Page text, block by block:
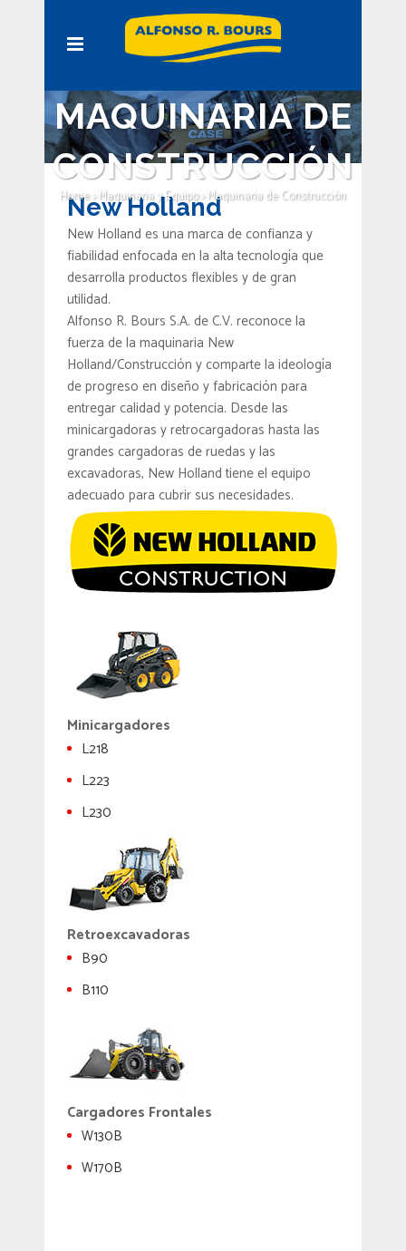
MAQUINARIA DE
CONSTRUCCIÓN
Home>Maquinaria y Equipo>Maquinaria de Construcción
New Holland
New Holland es una marca de confianza y
fiabilidad enfocada en la alta tecnología que
desarrolla productos flexibles y de gran
utilidad.
Alfonso R. Bours S.A. de C.V. reconoce la
fuerza de la maquinaria New
Holland/Construcción y comparte la ideología
de progreso en diseño y fabricación para
entregar calidad y potencia. Desde las
minicargadoras y retrocargadoras hasta las
grandes cargadoras de ruedas y las
excavadoras, New Holland tiene el equipo
adecuado para cubrir sus necesidades.
Minicargadores
L218
L223
L230
Retroexcavadoras
B90
B110
Cargadores Frontales
W130B
W170B